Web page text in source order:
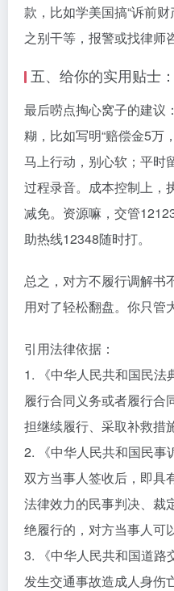
款，比如学美国搞“诉前
之别干等，报警或找律师
五、给你的实用贴士
最后唠点掏心窝子的建议
糊，比如写明“赔偿金5万
马上行动，别心软；平时
过程录音。成本控制上，
减免。资源嘛，交管
助热线12348随时打。
总之，对方不履行调解书
用对了轻松翻盘。你只管
引用法律依据：
1. 《中华人民共和国民法
履行合同义务或者履行合
担继续履行、采取补救措
2. 《中华人民共和国民事
双方当事人签收后，即具
法律效力的民事判决、裁
绝履行的，对方当事人可
3. 《中华人民共和国道路
发生交通事故造成人身伤